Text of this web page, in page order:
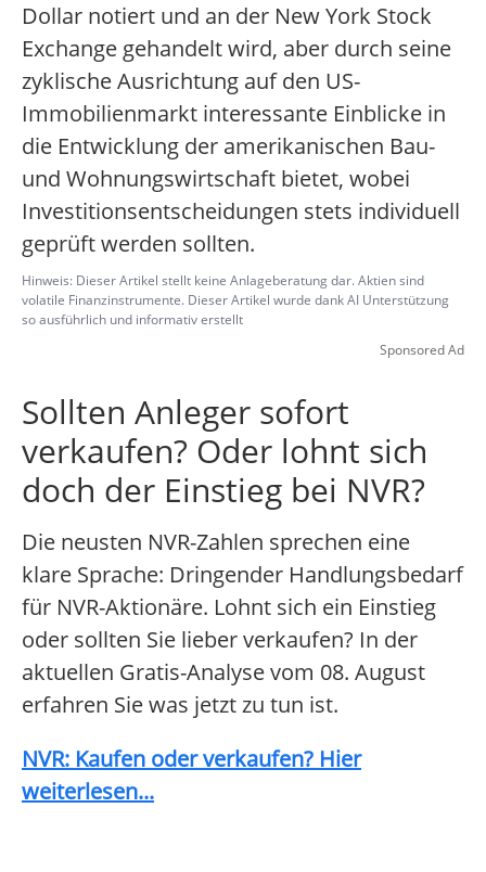
Dollar notiert und an der New York Stock
Exchange gehandelt wird, aber durch seine
zyklische Ausrichtung auf den US-
Immobilienmarkt interessante Einblicke in
die Entwicklung der amerikanischen Bau-
und Wohnungswirtschaft bietet, wobei
Investitionsentscheidungen stets individuell
geprüft werden sollten.
Hinweis: Dieser Artikel stellt keine Anlageberatung dar. Aktien sind
volatile Finanzinstrumente. Dieser Artikel wurde dank AI Unterstützung
so ausführlich und informativ erstellt
Sponsored Ad
Sollten Anleger sofort
verkaufen? Oder lohnt sich
doch der Einstieg bei NVR?
Die neusten NVR-Zahlen sprechen eine
klare Sprache: Dringender Handlungsbedarf
für NVR-Aktionäre. Lohnt sich ein Einstieg
oder sollten Sie lieber verkaufen? In der
aktuellen Gratis-Analyse vom 08. August
erfahren Sie was jetzt zu tun ist.
NVR: Kaufen oder verkaufen? Hier
weiterlesen...